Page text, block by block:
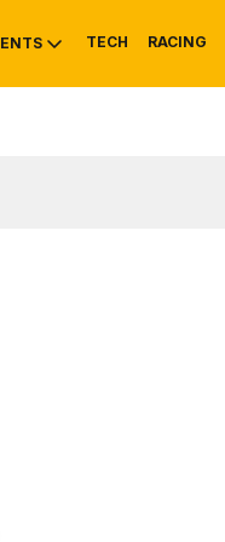
TECH RACING